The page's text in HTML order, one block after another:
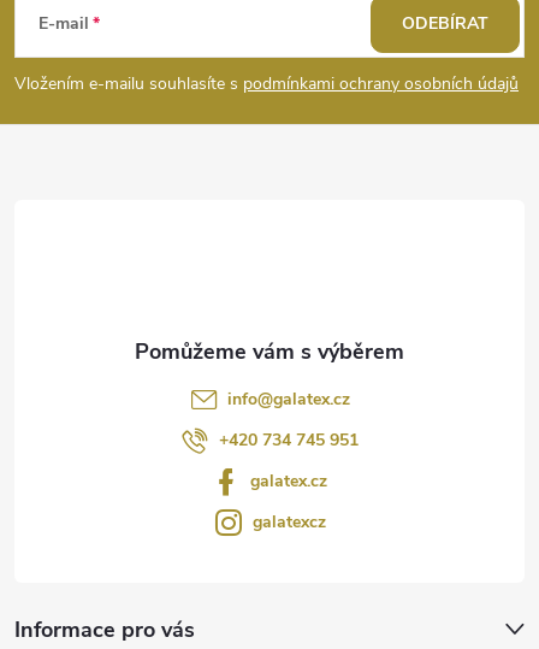
p
a
E-mail
Vložením e-mailu souhlasíte s podmínkami ochrany osobních údajů
ODEBÍRAT
info@galatex.cz
+420 734 745 951
galatex.cz
galatexcz
Informace pro vás